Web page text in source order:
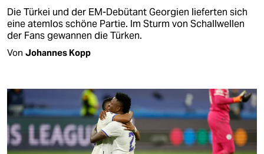
Die Türkei und der EM-Debütant Georgien lieferten sich
eine atemlos schöne Partie. Im Sturm von Schallwellen
der Fans gewannen die Türken.
Von Johannes Kopp